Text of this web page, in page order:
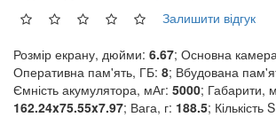
Залишити відгук
Розмір екрану, дюйми: 6.67; Основна
Оперативна пам'ять, ГБ: 8; Вбудована
Ємність акумулятора, мАг: 5000; Габарити,
162.24x75.55x7.97; Вага, г: 188.5; Кількість